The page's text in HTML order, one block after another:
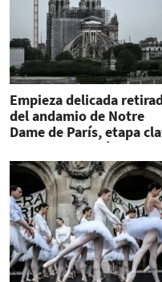
Empieza delicada
del andamio de Notre
Dame de París, etapa
para restauración